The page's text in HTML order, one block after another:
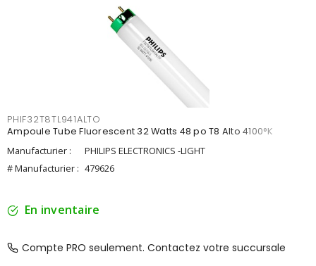
PHIF32T8TL941ALTO
Ampoule Tube Fluorescent 32 Watts 48 po T8 Alto 4100°K
Manufacturier :
PHILIPS ELECTRONICS -LIGHT
# Manufacturier : 479626
En inventaire
Compte PRO seulement. Contactez votre succursale